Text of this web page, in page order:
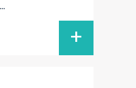
...
+